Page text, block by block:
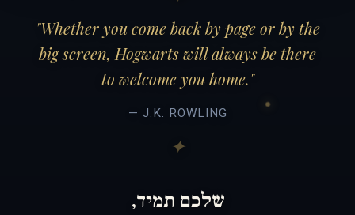
"Whether you come back by page or by the
big screen, Hogwarts will always be there
to welcome you home."
— J.K. ROWLING
שלכם תמיד,